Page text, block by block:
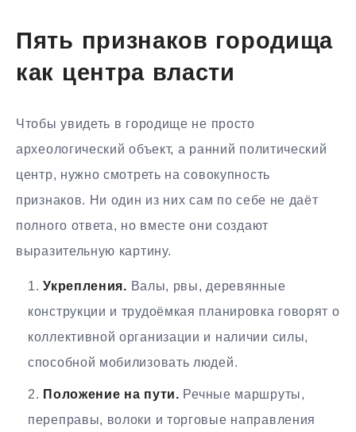
Пять признаков городища
как центра власти
Чтобы увидеть в городище не просто
археологический объект, а ранний политический
центр, нужно смотреть на совокупность
признаков. Ни один из них сам по себе не даёт
полного ответа, но вместе они создают
выразительную картину.
Укрепления. Валы, рвы, деревянные
конструкции и трудоёмкая планировка говорят о
коллективной организации и наличии силы,
способной мобилизовать людей.
Положение на пути. Речные маршруты,
переправы, волоки и торговые направления